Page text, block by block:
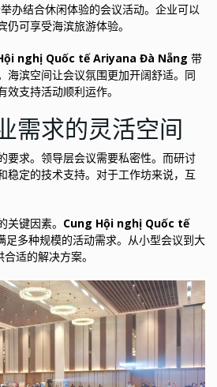
办结合休闲体验的会议活动。企业可以
可享受海滨旅游体验。
nghị Quốc tế Ariyana Đà Nẵng 带
海滨空间让会议氛围更加开阔舒适。同
支持活动顺利运作。
需求的灵活空间
要求。领导层会议需要私密性。而研讨
稳定的技术支持。对于工作坊来说，互
键因素。 Cung Hội nghị Quốc tế
足多种规模的活动需求。从小型会议到大
适的解决方案。